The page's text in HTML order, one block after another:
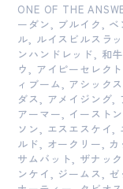
ONE OF THE
ーダン, ブルイク, ベ
ル, ルイスビルスラ
ンハンドレッド, 和
ウ, アイピーセレク
ィブーム, アシック
ダス, アメイジング,
アーマー, イースト
ソン, エスエスケイ,
ルド, オークリー, カ
サムバット, ザナッ
ンケイ, ジームス, ゼ